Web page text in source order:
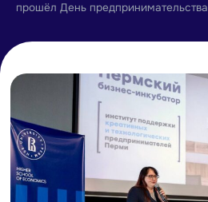
прошёл День предпринимательства